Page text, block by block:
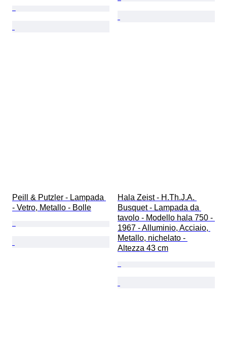
Peill & Putzler - Lampada
- Vetro, Metallo - Bolle
Hala Zeist - H.Th.J.A.
Busquet - Lampada da
tavolo - Modello hala 750 -
1967 - Alluminio, Acciaio,
Metallo, nichelato -
Altezza 43 cm